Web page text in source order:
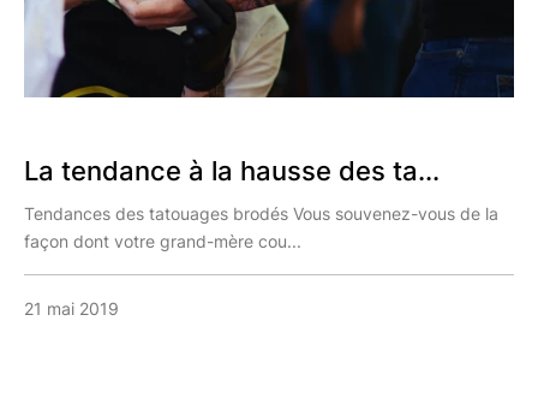
La tendance à la hausse des ta...
Tendances des tatouages brodés Vous souvenez-vous de la
façon dont votre grand-mère cou...
21 mai 2019